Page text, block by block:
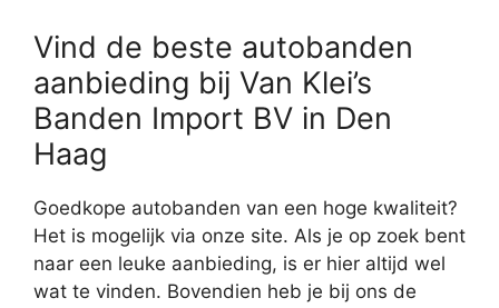
Vind de beste autobanden
aanbieding bij Van Klei’s
Banden Import BV in Den
Haag
Goedkope autobanden van een hoge kwaliteit?
Het is mogelijk via onze site. Als je op zoek bent
naar een leuke aanbieding, is er hier altijd wel
wat te vinden. Bovendien heb je bij ons de